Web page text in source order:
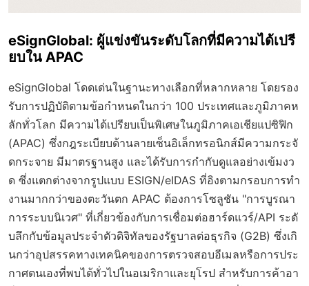
eSignGlobal: ผู้แข่งขันระดับโลกที่มีความได้เปรี
ยบใน APAC
eSignGlobal โดดเด่นในฐานะทางเลือกที่หลากหลาย โดยรอง
รับการปฏิบัติตามข้อกำหนดในกว่า 100 ประเทศและภูมิภาคห
ลักทั่วโลก มีความได้เปรียบเป็นพิเศษในภูมิภาคเอเชียแปซิฟิก
(APAC) ซึ่งกฎระเบียบด้านลายเซ็นอิเล็กทรอนิกส์มีความกระจั
ดกระจาย มีมาตรฐานสูง และได้รับการกำกับดูแลอย่างเข้มงว
ด ซึ่งแตกต่างจากรูปแบบ ESIGN/eIDAS ที่อิงตามกรอบการทำ
งานมากกว่าของตะวันตก APAC ต้องการโซลูชัน "การบูรณา
การระบบนิเวศ" ที่เกี่ยวข้องกับการเชื่อมต่อฮาร์ดแวร์/API ระดั
บลึกกับข้อมูลประจำตัวดิจิทัลของรัฐบาลต่อธุรกิจ (G2B) ซึ่งเกิ
นกว่าอุปสรรคทางเทคนิคของการตรวจสอบอีเมลหรือการประ
กาศตนเองที่พบได้ทั่วไปในอเมริกาและยุโรป สำหรับการค้าอา